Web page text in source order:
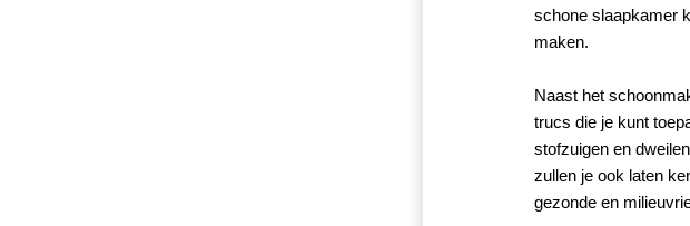
schone slaapkamer
maken.
Naast het
trucs die je kunt
stofzuigen en
zullen je ook laten
gezonde en